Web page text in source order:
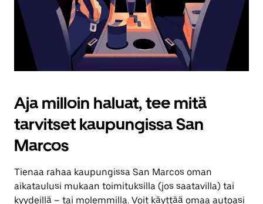
Aja milloin haluat, tee mitä
tarvitset kaupungissa San
Marcos
Tienaa rahaa kaupungissa San Marcos oman
aikataulusi mukaan toimituksilla (jos saatavilla) tai
kyydeillä – tai molemmilla. Voit käyttää omaa autoasi